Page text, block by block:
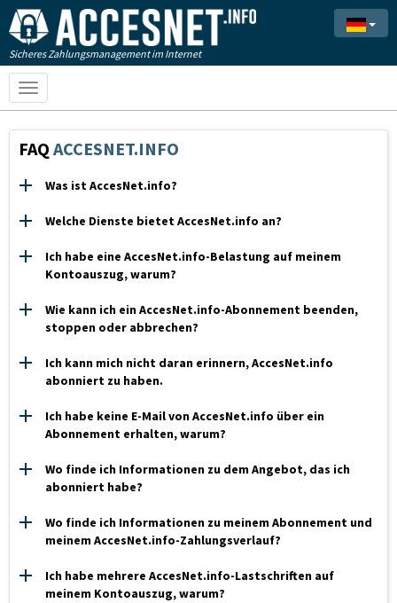
Sicheres Zahlungsmanagement im Internet
Toggle
navigation
FAQ ACCESNET.INFO
Was ist AccesNet.info?
Welche Dienste bietet AccesNet.info an?
Ich habe eine AccesNet.info-Belastung auf meinem
Kontoauszug, warum?
Wie kann ich ein AccesNet.info-Abonnement beenden,
stoppen oder abbrechen?
Ich kann mich nicht daran erinnern, AccesNet.info
abonniert zu haben.
Ich habe keine E-Mail von AccesNet.info über ein
Abonnement erhalten, warum?
Wo finde ich Informationen zu dem Angebot, das ich
abonniert habe?
Wo finde ich Informationen zu meinem Abonnement und
meinem AccesNet.info-Zahlungsverlauf?
Ich habe mehrere AccesNet.info-Lastschriften auf
meinem Kontoauszug, warum?